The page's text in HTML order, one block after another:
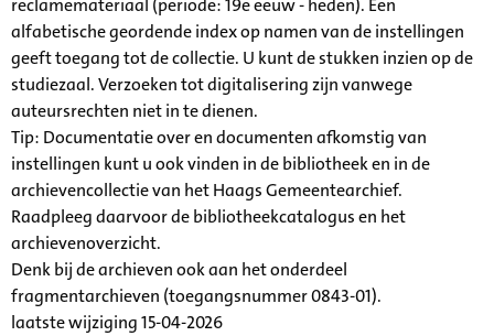
reclamemateriaal (periode: 19e eeuw - heden). Een
alfabetische geordende index op namen van de instellingen
geeft toegang tot de collectie. U kunt de stukken inzien op de
studiezaal. Verzoeken tot digitalisering zijn vanwege
auteursrechten niet in te dienen.
Tip: Documentatie over en documenten afkomstig van
instellingen kunt u ook vinden in de bibliotheek en in de
archievencollectie van het Haags Gemeentearchief.
Raadpleeg daarvoor de bibliotheekcatalogus en het
archievenoverzicht.
Denk bij de archieven ook aan het onderdeel
fragmentarchieven (toegangsnummer 0843-01).
laatste wijziging 15-04-2026